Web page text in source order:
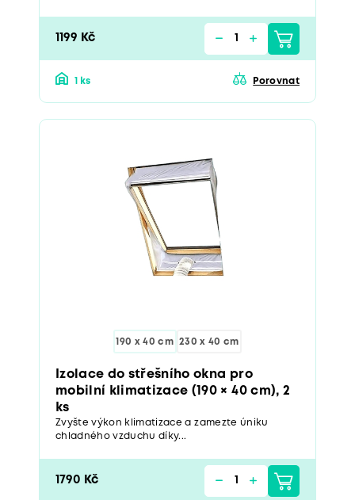
1199 Kč
1 ks Porovnat
190 x 40 cm 230 x 40 cm
Izolace do střešního okna pro
mobilní klimatizace (190 × 40 cm), 2
ks
Zvyšte výkon klimatizace a zamezte úniku
chladného vzduchu díky...
1790 Kč